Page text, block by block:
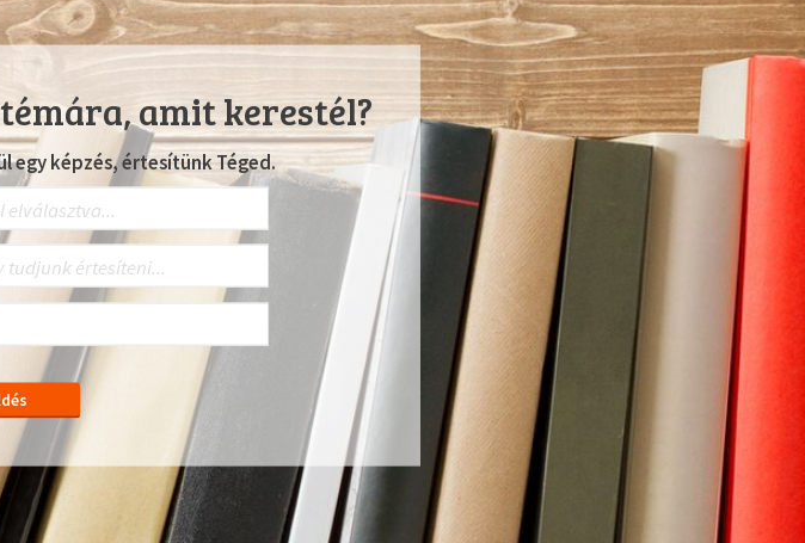
amit kerestél?
egy képzés, értesítünk Téged.